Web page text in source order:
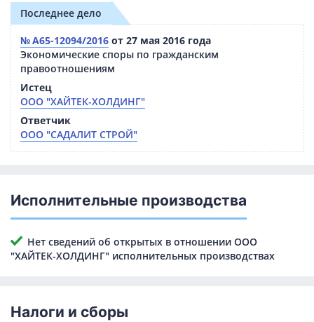
Последнее дело
№ А65-12094/2016 от 27 мая 2016 года
Экономические споры по гражданским
правоотношениям
Истец
ООО "ХАЙТЕК-ХОЛДИНГ"
Ответчик
ООО "САДАЛИТ СТРОЙ"
Исполнительные производства
Нет сведений об открытых в отношении ООО
"ХАЙТЕК-ХОЛДИНГ" исполнительных производствах
Налоги и сборы